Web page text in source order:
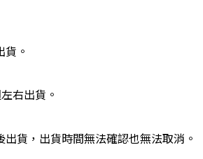
。
右出貨。
貨，出貨時間無法確認也無法取消。